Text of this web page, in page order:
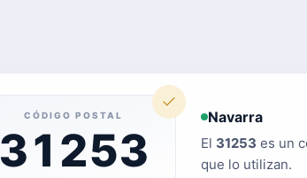
CÓDIGO POSTAL
31253
Navarra
El 31253 es un
que lo utilizan.